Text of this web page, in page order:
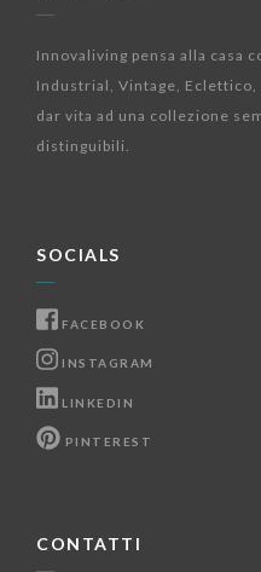
Innovaliving pensa alla casa
Industrial, Vintage,
dar vita ad una collezione
distinguibili.
SOCIALS
FACEBOOK
INSTAGRAM
LINKEDIN
PINTEREST
CONTATTI